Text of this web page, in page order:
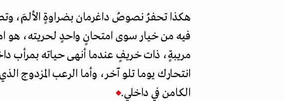
هكذا تحفرُ نصوصُ داغرمان بضراوةٍ الألمَ،
فيه من خيار سوى امتحانٍ واحدٍ لحريته، هو
مريبةٍ، ذات خريفٍ عندما أنهى حياته بمرأب
انتحارك يوما تلو آخر، وأما الرعب المزدوج
الكامن في داخلي.